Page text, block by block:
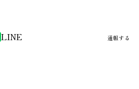
LINE 通報する